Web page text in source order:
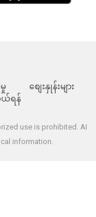
စျေးနှုန်းများ
ရန်
use is prohibited. AI
information.